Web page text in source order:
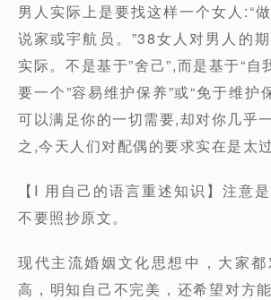
男人实际上是要找这样一个女人:“
说家或宇航员。”38女人对男人的
实际。不是基于”舍己”,而是基于“自
要一个”容易维护保养”或“免于维护
可以满足你的一切需要,却对你几乎
之,今天人们对配偶的要求实在是太过
【I 用自己的语言重述知识】注意
不要照抄原文。
现代主流婚姻文化思想中，大家
高，明知自己不完美，还希望对方